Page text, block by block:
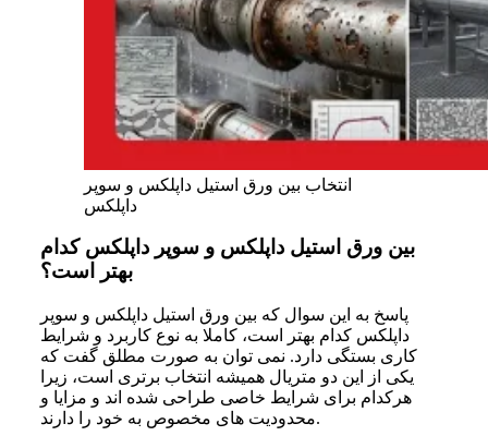
انتخاب بین ورق استیل داپلکس و سوپر
داپلکس
بین ورق استیل داپلکس و سوپر داپلکس کدام
بهتر است؟
پاسخ به این سوال که بین ورق استیل داپلکس و سوپر
داپلکس کدام بهتر است، کاملا به نوع کاربرد و شرایط
کاری بستگی دارد. نمی توان به صورت مطلق گفت که
یکی از این دو متریال همیشه انتخاب برتری است، زیرا
هرکدام برای شرایط خاصی طراحی شده اند و مزایا و
محدودیت های مخصوص به خود را دارند.